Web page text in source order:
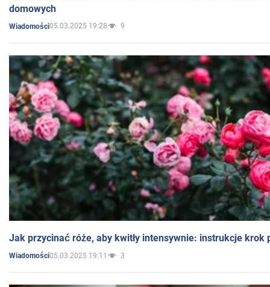
domowych
Wiadomości05.03.2025 19:28 9
Jak przycinać róże, aby kwitły intensywnie: instrukcje krok
Wiadomości05.03.2025 19:11 3